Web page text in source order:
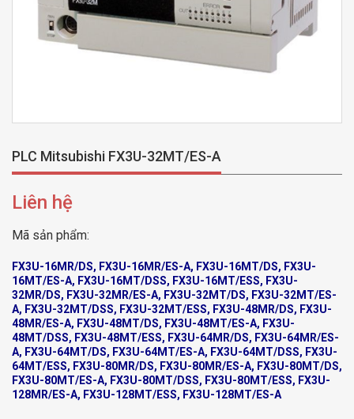
PLC Mitsubishi FX3U-32MT/ES-A
Liên hệ
Mã sản phẩm:
FX3U-16MR/DS, FX3U-16MR/ES-A, FX3U-16MT/DS, FX3U-
16MT/ES-A, FX3U-16MT/DSS, FX3U-16MT/ESS, FX3U-
32MR/DS, FX3U-32MR/ES-A, FX3U-32MT/DS, FX3U-32MT/ES-
A, FX3U-32MT/DSS, FX3U-32MT/ESS, FX3U-48MR/DS, FX3U-
48MR/ES-A, FX3U-48MT/DS, FX3U-48MT/ES-A, FX3U-
48MT/DSS, FX3U-48MT/ESS, FX3U-64MR/DS, FX3U-64MR/ES-
A, FX3U-64MT/DS, FX3U-64MT/ES-A, FX3U-64MT/DSS, FX3U-
64MT/ESS, FX3U-80MR/DS, FX3U-80MR/ES-A, FX3U-80MT/DS,
FX3U-80MT/ES-A, FX3U-80MT/DSS, FX3U-80MT/ESS, FX3U-
128MR/ES-A, FX3U-128MT/ESS, FX3U-128MT/ES-A